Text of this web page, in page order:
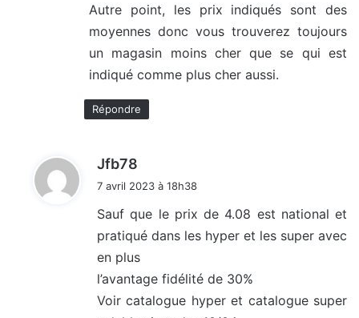
Autre point, les prix indiqués sont des
moyennes donc vous trouverez toujours
un magasin moins cher que se qui est
indiqué comme plus cher aussi.
Répondre
Jfb78
:
7 avril 2023 à 18h38
Sauf que le prix de 4.08 est national et
pratiqué dans les hyper et les super avec
en plus
l’avantage fidélité de 30%
Voir catalogue hyper et catalogue super